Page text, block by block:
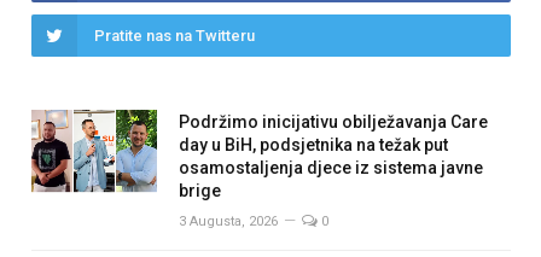
Pratite nas na Twitteru
Podržimo inicijativu obilježavanja Care
day u BiH, podsjetnika na težak put
osamostaljenja djece iz sistema javne
brige
3 Augusta, 2026 0